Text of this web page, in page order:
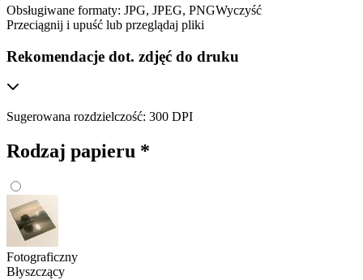
Obsługiwane formaty: JPG, JPEG, PNGWyczyść
Przeciągnij i upuść lub przeglądaj pliki
Rekomendacje dot. zdjęć do druku
Sugerowana rozdzielczość: 300 DPI
Rodzaj papieru *
Fotograficzny
Błyszczący